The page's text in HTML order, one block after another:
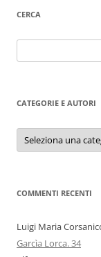
CERCA
per:
CATEGORIE E AUTORI
Categorie
autori
COMMENTI RECENTI
Luigi Maria
Garcìa Lorca. 34